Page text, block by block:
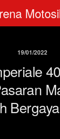
19/01/2022